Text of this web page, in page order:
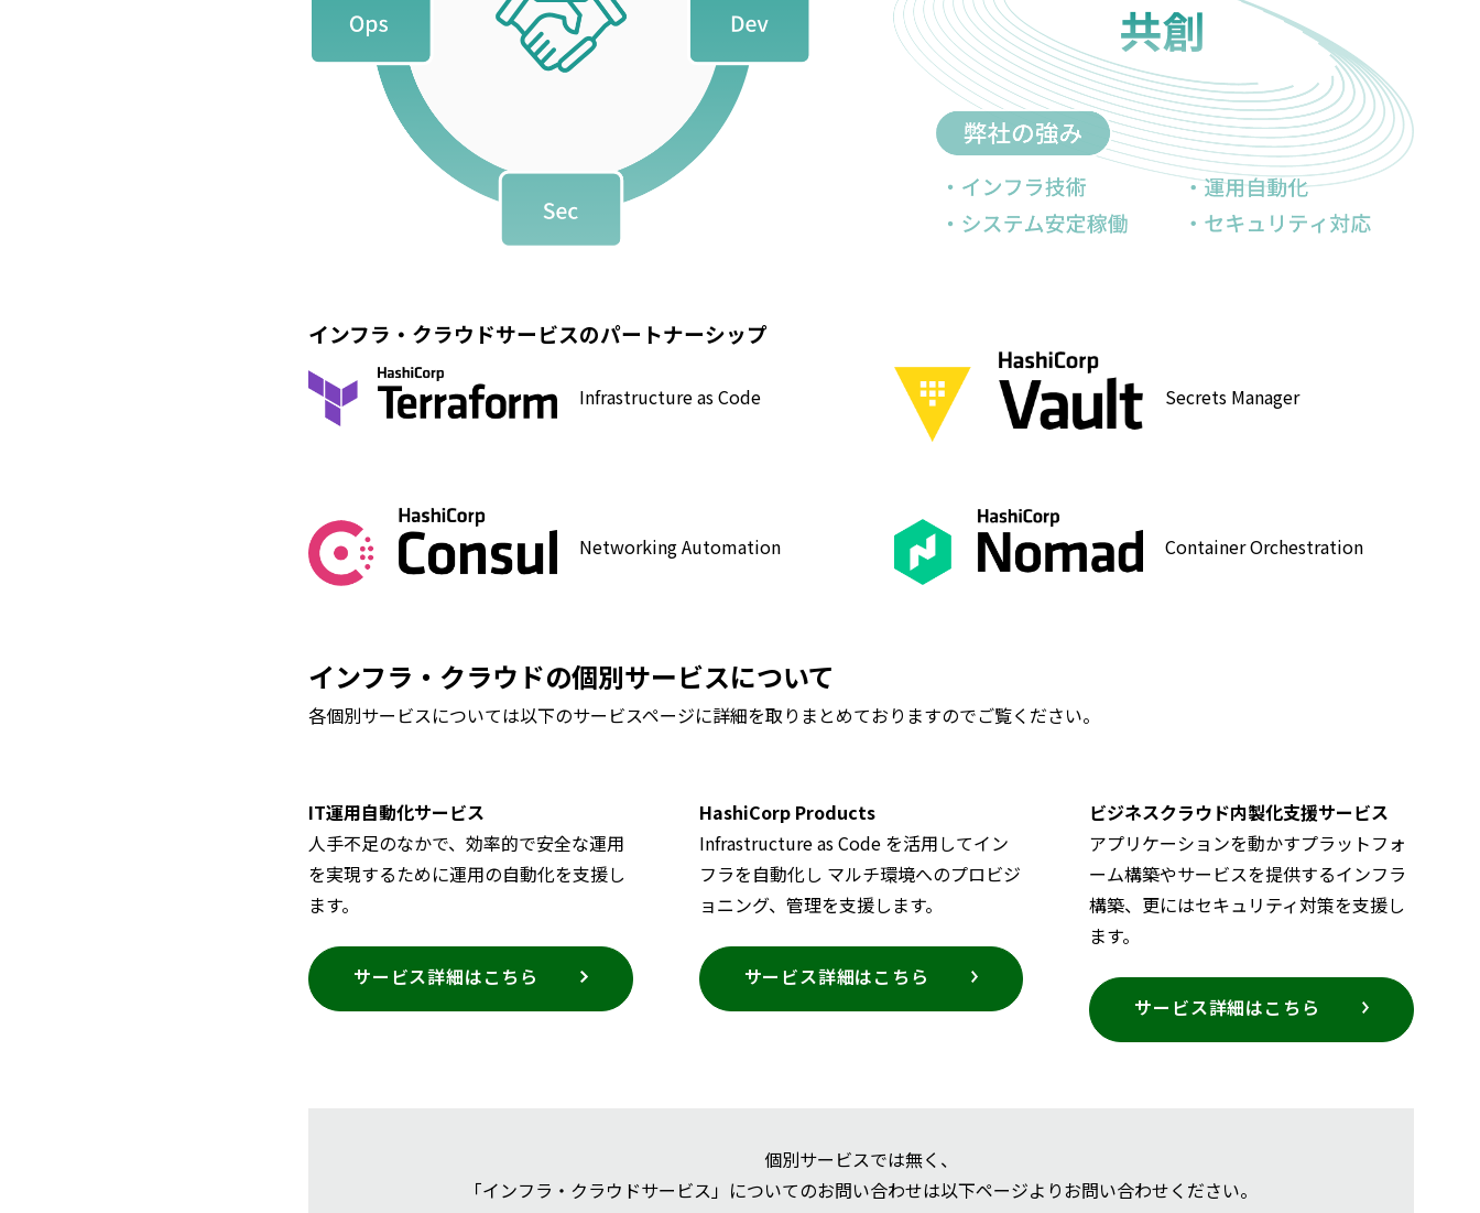
インフラ・クラウドサービスのパートナーシップ
Infrastructure as Code Secrets Manager
Networking Automation Container Orchestration
インフラ・クラウドの個別サービスについて
各個別サービスについては以下のサービスページに詳細を取りまとめておりますのでご覧ください。
IT運用自動化サービス
人手不足のなかで、効率的で安全な運用
を実現するために運用の自動化を支援し
ます。
サービス詳細はこちら
HashiCorp Products
Infrastructure as Code を活用してイン
フラを自動化し マルチ環境へのプロビジ
ョニング、管理を支援します。
サービス詳細はこちら
ビジネスクラウド内製化支援サービス
アプリケーションを動かすプラットフォ
ーム構築やサービスを提供するインフラ
構築、更にはセキュリティ対策を支援し
ます。
サービス詳細はこちら
個別サービスでは無く、
「インフラ・クラウドサービス」についてのお問い合わせは以下ページよりお問い合わせください。